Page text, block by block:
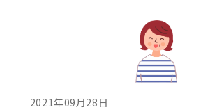
2021年09月28日